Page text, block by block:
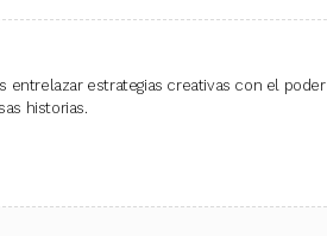
entrelazar estrategias creativas con el poder
historias.